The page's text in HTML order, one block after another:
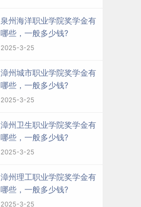
泉州海洋职业学院奖学金有
哪些，一般多少钱?
2025-3-25
漳州城市职业学院奖学金有
哪些，一般多少钱?
2025-3-25
漳州卫生职业学院奖学金有
哪些，一般多少钱?
2025-3-25
漳州理工职业学院奖学金有
哪些，一般多少钱?
2025-3-25